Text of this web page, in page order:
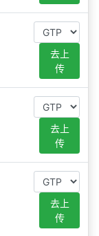
去上
传
去上
传
去上
传